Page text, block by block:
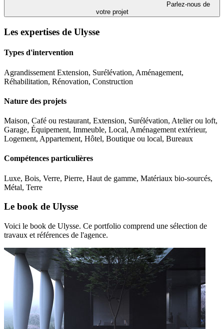
Parlez-nous de
votre projet
Les expertises de Ulysse
Types d'intervention
Agrandissement Extension, Surélévation, Aménagement,
Réhabilitation, Rénovation, Construction
Nature des projets
Maison, Café ou restaurant, Extension, Surélévation, Atelier ou loft,
Garage, Équipement, Immeuble, Local, Aménagement extérieur,
Logement, Appartement, Hôtel, Boutique ou local, Bureaux
Compétences particulières
Luxe, Bois, Verre, Pierre, Haut de gamme, Matériaux bio-sourcés,
Métal, Terre
Le book de Ulysse
Voici le book de Ulysse. Ce portfolio comprend une sélection de
travaux et références de l'agence.